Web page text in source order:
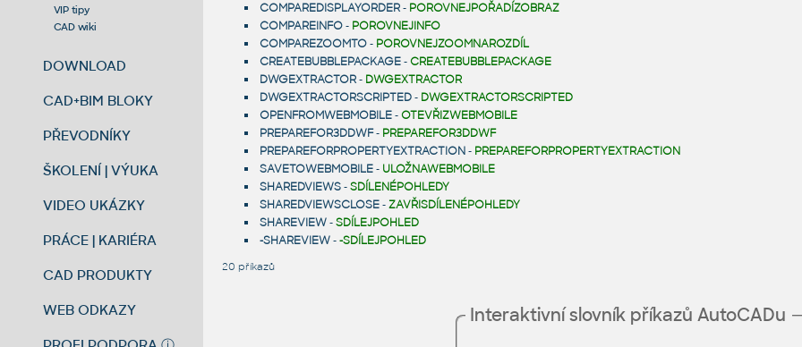
VIP tipy
CAD wiki
DOWNLOAD
CAD+BIM BLOKY
PŘEVODNÍKY
ŠKOLENÍ | VÝUKA
VIDEO UKÁZKY
PRÁCE | KARIÉRA
CAD PRODUKTY
WEB ODKAZY
COMPAREDISPLAYORDER- POROVNEJPOŘADÍZOBRAZ
COMPAREINFO- POROVNEJINFO
COMPAREZOOMTO- POROVNEJZOOMNAROZDÍL
CREATEBUBBLEPACKAGE-CREATEBUBBLEPACKAGE
DWGEXTRACTOR- DWGEXTRACTOR
DWGEXTRACTORSCRIPTED- DWGEXTRACTORSCRIPTED
OPENFROMWEBMOBILE-OTEVŘIZWEBMOBILE
PREPAREFOR3DDWF- PREPAREFOR3DDWF
PREPAREFORPROPERTYEXTRACTION- PREPAREFORPROPERTYEXTRACTION
SAVETOWEBMOBILE- ULOŽNAWEBMOBILE
SHAREDVIEWS-SDÍLENÉPOHLEDY
SHAREDVIEWSCLOSE-ZAVŘISDÍLENÉPOHLEDY
SHAREVIEW-SDÍLEJPOHLED
-SHAREVIEW--SDÍLEJPOHLED
20 příkazů
Interaktivní slovník příkazů AutoCADu